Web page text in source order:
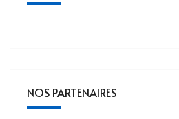
NOS PARTENAIRES